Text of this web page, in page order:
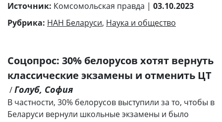
Источник: Комсомольская правда | 03.10.2023
Рубрика: НАН Беларуси, Наука и общество
Соцопрос: 30% белорусов хотят вернуть
классические экзамены и отменить ЦТ
/Голуб, София
В частности, 30% белорусов выступили за то, чтобы в
Беларуси вернули школьные экзамены и было